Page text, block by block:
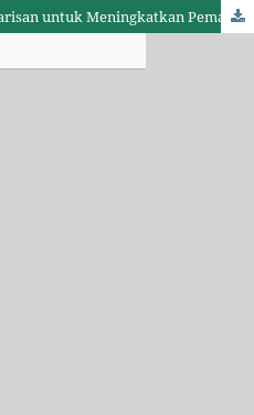
Implementasi Media Tiang Barisan untuk Meningkatkan Pemahaman Peserta Didik di Ujung Timur Kota Sumenep